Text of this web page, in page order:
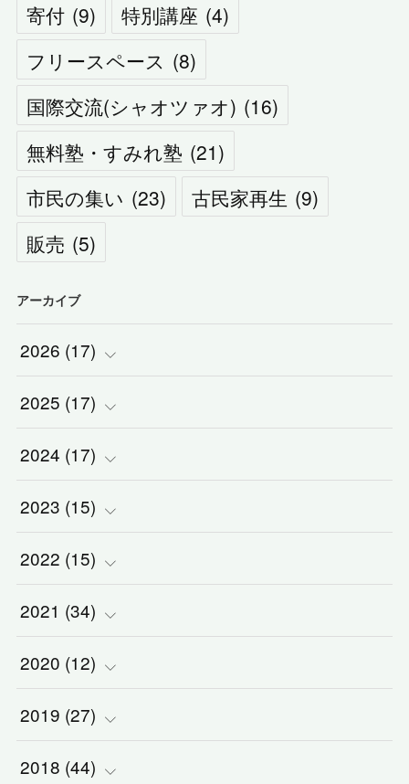
寄付 (9) 特別講座 (4)
フリースペース (8)
国際交流(シャオツァオ) (16)
無料塾・すみれ塾 (21)
市民の集い (23) 古民家再生 (9)
販売 (5)
アーカイブ
2026 (17)
(2)
(1)
(1)
(3)
(3)
(5)
(2)
2025 (17)
(2)
(1)
(1)
(2)
(3)
(5)
(2)
2024 (17)
(2)
(5)
(1)
(5)
(2)
(1)
2023 (15)
(3)
(1)
(1)
(2)
(3)
2022 (15)
(2)
(2)
(1)
(3)
2021 (34)
(2)
(1)
(7)
2020 (12)
(1)
(1)
2019 (27)
(4)
2018 (44)